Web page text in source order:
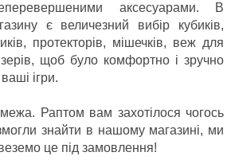
аксесуарами. В
є величезний вибір кубиків,
протекторів, мішечків, веж для
щоб було комфортно і зручно
ігри.
Раптом вам захотілося чогось
знайти в нашому магазині, ми
це під замовлення!